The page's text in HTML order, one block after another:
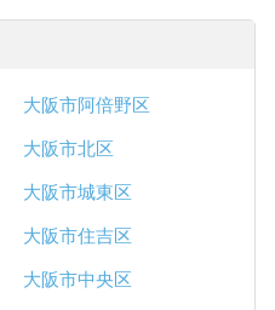
大阪市阿倍野区
大阪市北区
大阪市城東区
大阪市住吉区
大阪市中央区